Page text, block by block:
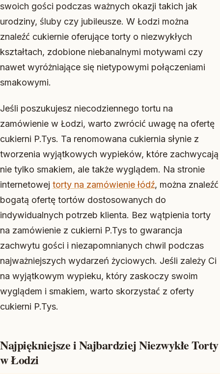
swoich gości podczas ważnych okazji takich jak
urodziny, śluby czy jubileusze. W Łodzi można
znaleźć cukiernie oferujące torty o niezwykłych
kształtach, zdobione niebanalnymi motywami czy
nawet wyróżniające się nietypowymi połączeniami
smakowymi.
Jeśli poszukujesz niecodziennego tortu na
zamówienie w Łodzi, warto zwrócić uwagę na ofertę
cukierni P.Tys. Ta renomowana cukiernia słynie z
tworzenia wyjątkowych wypieków, które zachwycają
nie tylko smakiem, ale także wyglądem. Na stronie
internetowej torty na zamówienie łódź, można znaleźć
bogatą ofertę tortów dostosowanych do
indywidualnych potrzeb klienta. Bez wątpienia torty
na zamówienie z cukierni P.Tys to gwarancja
zachwytu gości i niezapomnianych chwil podczas
najważniejszych wydarzeń życiowych. Jeśli zależy Ci
na wyjątkowym wypieku, który zaskoczy swoim
wyglądem i smakiem, warto skorzystać z oferty
cukierni P.Tys.
Najpiękniejsze i Najbardziej Niezwykłe Torty
w Łodzi